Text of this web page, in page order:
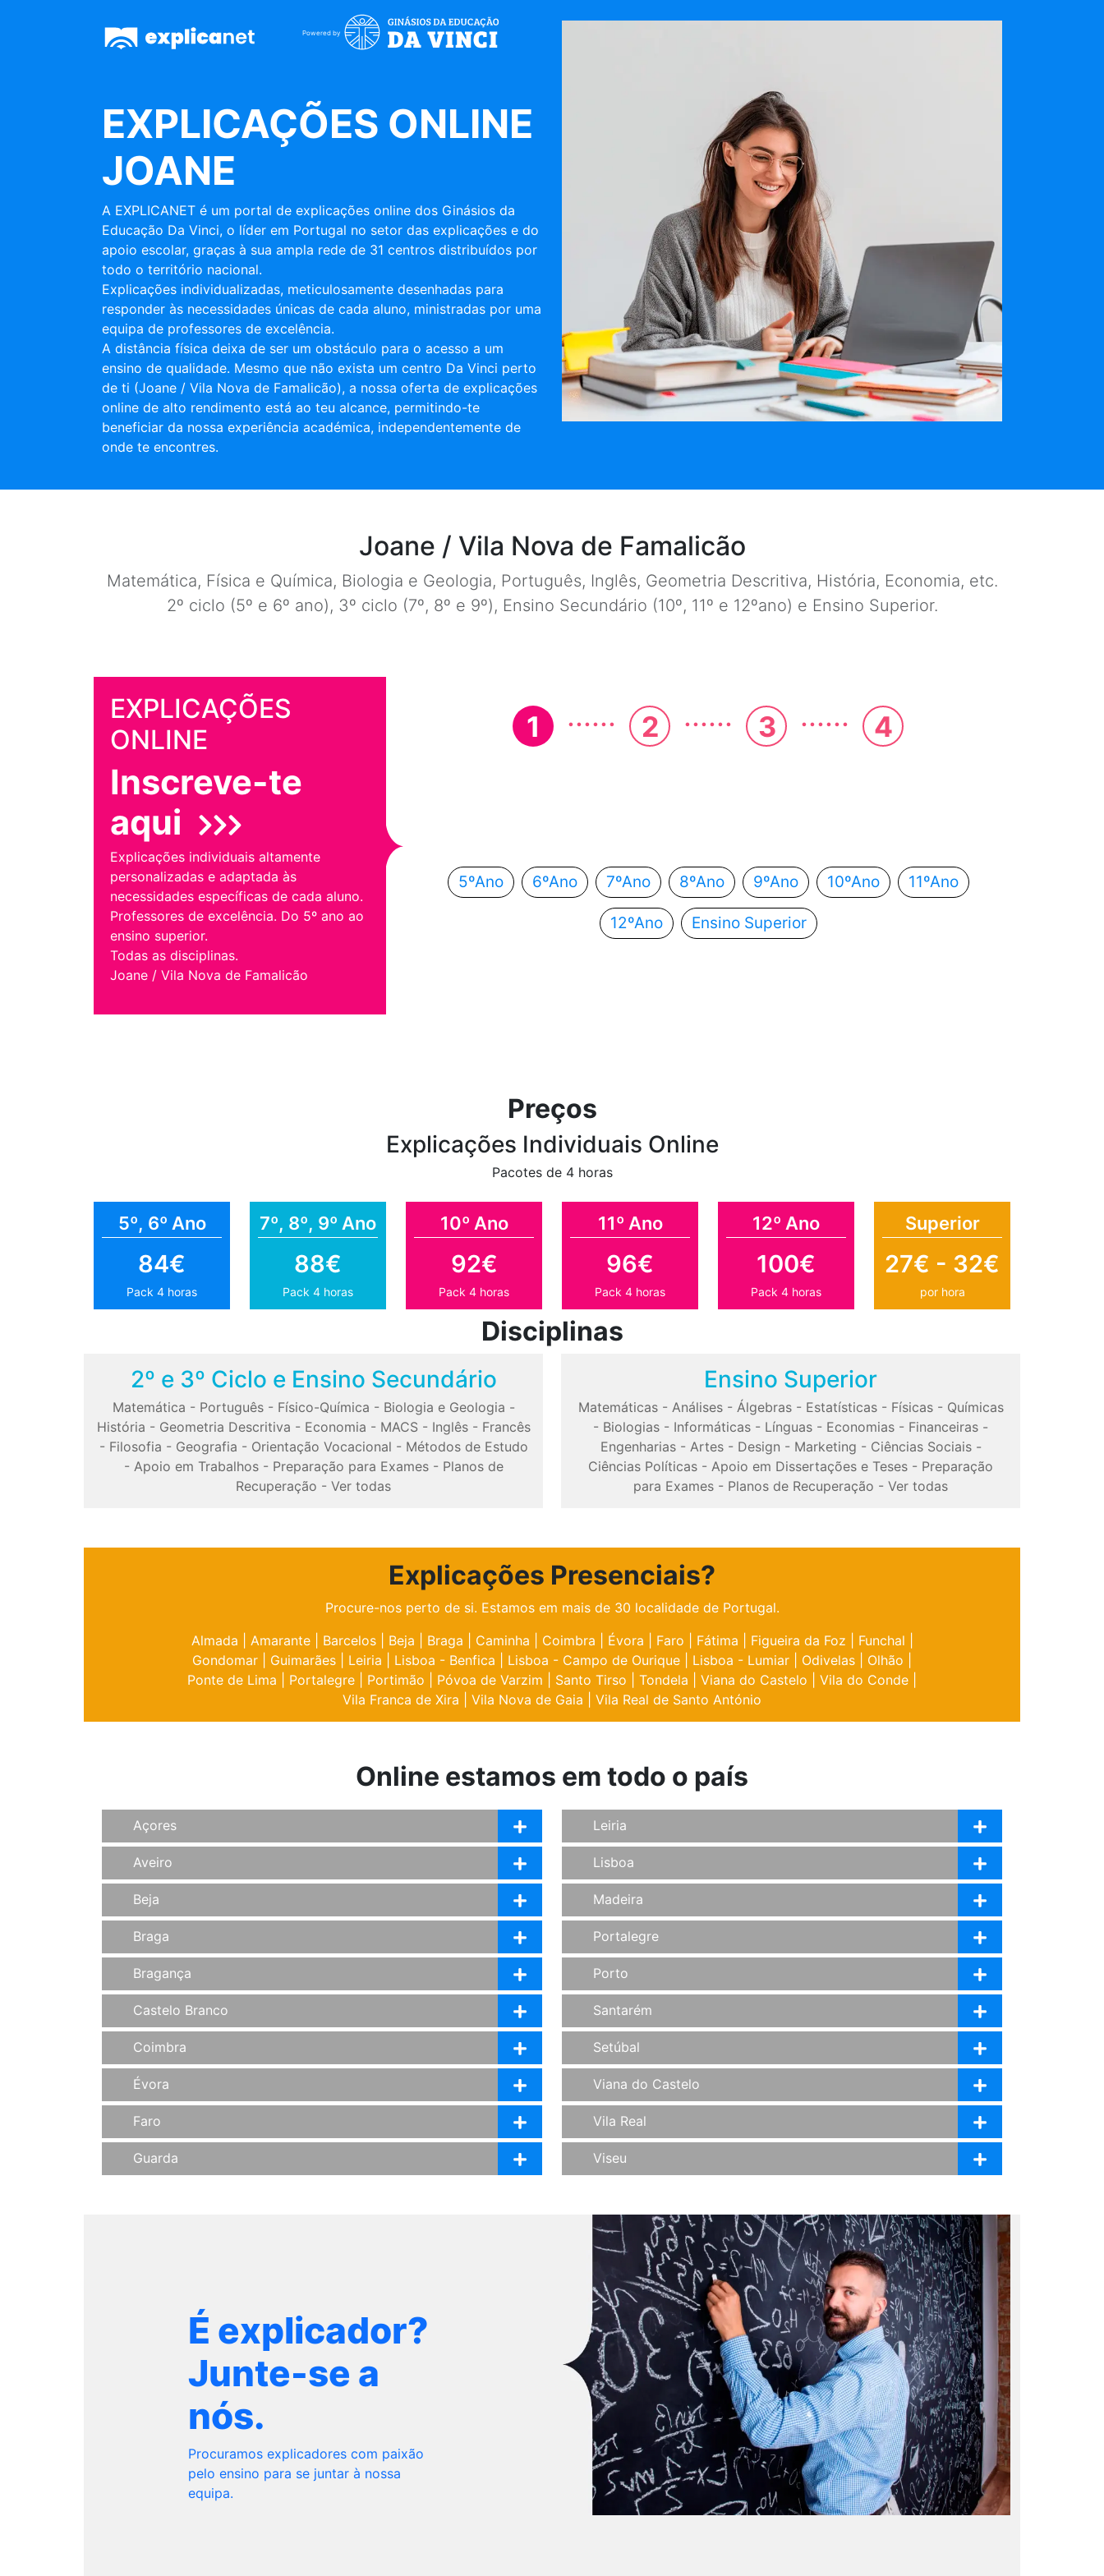
Powered by
EXPLICAÇÕES ONLINE
JOANE
A EXPLICANET é um portal de explicações online dos Ginásios da
Educação Da Vinci, o líder em Portugal no setor das explicações e do
apoio escolar, graças à sua ampla rede de 31 centros distribuídos por
todo o território nacional.
Explicações individualizadas, meticulosamente desenhadas para
responder às necessidades únicas de cada aluno, ministradas por uma
equipa de professores de excelência.
A distância física deixa de ser um obstáculo para o acesso a um
ensino de qualidade. Mesmo que não exista um centro Da Vinci perto
de ti (Joane / Vila Nova de Famalicão), a nossa oferta de explicações
online de alto rendimento está ao teu alcance, permitindo-te
beneficiar da nossa experiência académica, independentemente de
onde te encontres.
Joane / Vila Nova de Famalicão
Matemática, Física e Química, Biologia e Geologia, Português, Inglês, Geometria Descritiva, História, Economia, etc.
2º ciclo (5º e 6º ano), 3º ciclo (7º, 8º e 9º), Ensino Secundário (10º, 11º e 12ºano) e Ensino Superior.
EXPLICAÇÕES
ONLINE
Inscreve-te
aqui
Explicações individuais altamente
personalizadas e adaptada às
necessidades específicas de cada aluno.
Professores de excelência. Do 5º ano ao
ensino superior.
Todas as disciplinas.
Joane / Vila Nova de Famalicão
1 ...... 2 ...... 3 ...... 4
5ºAno 6ºAno 7ºAno 8ºAno 9ºAno 10ºAno 11ºAno
12ºAno Ensino Superior
Preços
Explicações Individuais Online
Pacotes de 4 horas
5º, 6º Ano
84€
Pack 4 horas
7º, 8º, 9º Ano
88€
Pack 4 horas
10º Ano
92€
Pack 4 horas
11º Ano
96€
Pack 4 horas
12º Ano
100€
Pack 4 horas
Superior
27€ - 32€
por hora
Disciplinas
2º e 3º Ciclo e Ensino Secundário
Matemática - Português- Físico-Química - Biologia e Geologia -
História - Geometria Descritiva - Economia - MACS- Inglês- Francês
- Filosofia - Geografia - Orientação Vocacional - Métodos de Estudo
- Apoio em Trabalhos- Preparação para Exames- Planos de
Recuperação - Ver todas
Ensino Superior
Matemáticas- Análises- Álgebras- Estatísticas- Físicas- Químicas
- Biologias - Informáticas - Línguas - Economias - Financeiras -
Engenharias- Artes- Design - Marketing - Ciências Sociais-
Ciências Políticas - Apoio em Dissertações e Teses - Preparação
para Exames - Planos de Recuperação - Ver todas
Explicações Presenciais?
Procure-nos perto de si. Estamos em mais de 30 localidade de Portugal.
Almada
Amarante Barcelos Beja Braga Caminha Coimbra Évora Faro Fátima Figueira da Foz Funchal
Gondomar
Guimarães Leiria Lisboa - Benfica Lisboa - Campo de Ourique Lisboa - Lumiar Odivelas Olhão
Ponte de Lima
Portalegre Portimão Póvoa de Varzim Santo Tirso Tondela Viana do Castelo Vila do Conde
Vila Franca de Xira
Vila Nova de Gaia Vila Real de Santo António
Online estamos em todo o país
Açores
Aveiro
Beja
Braga
Bragança
Castelo Branco
Coimbra
Évora
Faro
Guarda
Leiria
Lisboa
Madeira
Portalegre
Porto
Santarém
Setúbal
Viana do Castelo
Vila Real
Viseu
É explicador?
Junte-se a
nós.
Procuramos explicadores com paixão
pelo ensino para se juntar à nossa
equipa.